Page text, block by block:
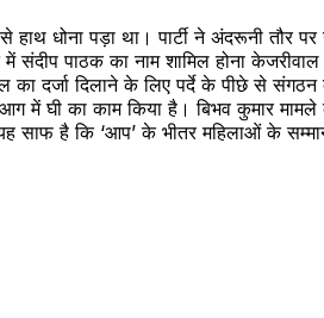
धोना पड़ा था। पार्टी ने अंदरूनी तौर
पाठक का नाम शामिल होना
का दर्जा दिलाने के लिए पर्दे के पीछे से
में घी का काम किया है। बिभव कुमार
साफ है कि ‘आप’ के भीतर महिलाओं के